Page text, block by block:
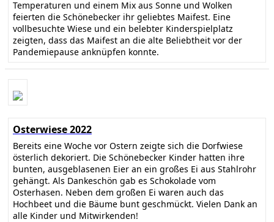
Temperaturen und einem Mix aus Sonne und Wolken
feierten die Schönebecker ihr geliebtes Maifest. Eine
vollbesuchte Wiese und ein belebter Kinderspielplatz
zeigten, dass das Maifest an die alte Beliebtheit vor der
Pandemiepause anknüpfen konnte.
Osterwiese 2022
Bereits eine Woche vor Ostern zeigte sich die Dorfwiese
österlich dekoriert. Die Schönebecker Kinder hatten ihre
bunten, ausgeblasenen Eier an ein großes Ei aus Stahlrohr
gehängt. Als Dankeschön gab es Schokolade vom
Osterhasen. Neben dem großen Ei waren auch das
Hochbeet und die Bäume bunt geschmückt. Vielen Dank an
alle Kinder und Mitwirkenden!